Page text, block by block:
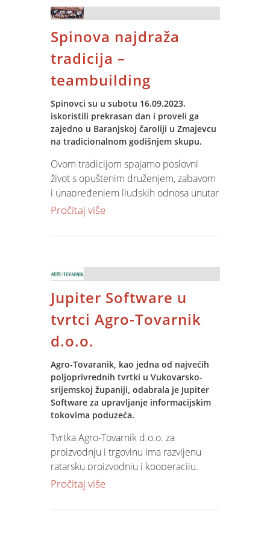
aspekte svog poslovanja od
upravljačkih informacija, financija,
nabave, fakturiranja do ljudskih resursa.
Spinova najdraža
tradicija –
teambuilding
Spinovci su u subotu 16.09.2023.
iskoristili prekrasan dan i proveli ga
zajedno u Baranjskoj čaroliji u Zmajevcu
na tradicionalnom godišnjem skupu.
Ovom tradicijom spajamo poslovni
život s opuštenim druženjem, zabavom
i unapređenjem ljudskih odnosa unutar
tvrtke.
neutraliziramo svakodnevni stres ali
ponajviše njegujemo pozitivne radne
vibracije.
Spinijadi. Od starih zaboravljenih
sportova povlačenja užeta, skakanja u
vreći preko stolnog tenisa, pikada,
bočanja, odbojke, badmintona,
kartanja, šaha, do kubb-a i golfa…
Izdašne nagrade dijelile su se po
raznim kategorijama.
Pročitaj više
Jupiter Software u
tvrtci Agro-Tovarnik
d.o.o.
Agro-Tovaranik, kao jedna od najvećih
poljoprivrednih tvrtki u Vukovarsko-
srijemskoj županiji, odabrala je Jupiter
Software za upravljanje informacijskim
tokovima poduzeća.
Tvrtka Agro-Tovarnik d.o.o. za
proizvodnju i trgovinu ima razvijenu
ratarsku proizvodnju i kooperaciju.
Dominantne kulture su ječam, pšenica,
Pročitaj više